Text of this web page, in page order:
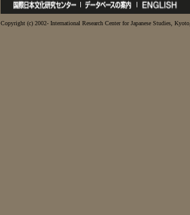
Copyright (c) 2002- International Research Center for Japanese Studies,